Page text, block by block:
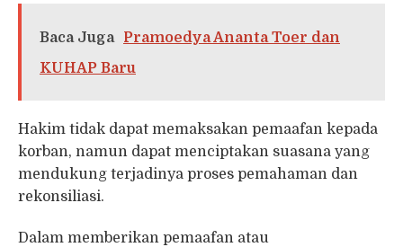
Baca Juga
Pramoedya Ananta Toer dan
KUHAP Baru
Hakim tidak dapat memaksakan pemaafan kepada
korban, namun dapat menciptakan suasana yang
mendukung terjadinya proses pemahaman dan
rekonsiliasi.
​Dalam memberikan pemaafan atau